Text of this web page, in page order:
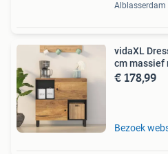
Alblasserdam
vidaXL
cm massief
€ 178,99
Bezoek